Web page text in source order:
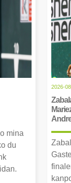
mina
du
2026-